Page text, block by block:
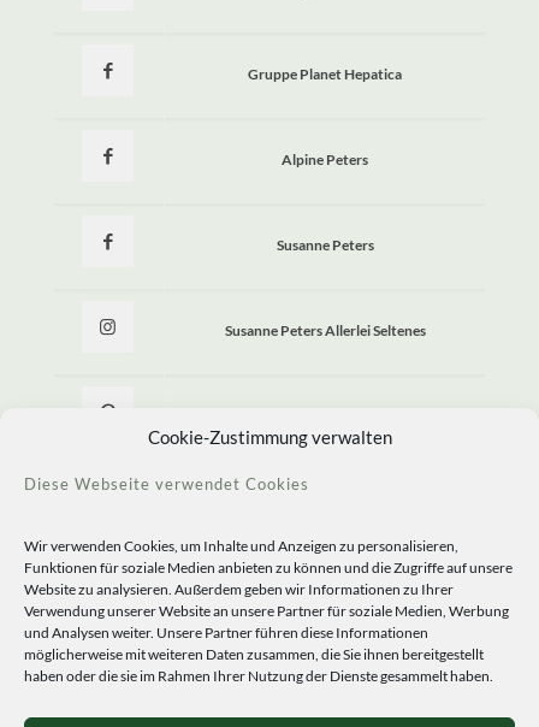
Cookie-Zustimmung verwalten
Diese Webseite verwendet Cookies
Wir verwenden Cookies, um Inhalte und Anzeigen zu personalisieren,
Funktionen für soziale Medien anbieten zu können und die Zugriffe auf unsere
Website zu analysieren. Außerdem geben wir Informationen zu Ihrer
Verwendung unserer Website an unsere Partner für soziale Medien, Werbung
und Analysen weiter. Unsere Partner führen diese Informationen
möglicherweise mit weiteren Daten zusammen, die Sie ihnen bereitgestellt
haben oder die sie im Rahmen Ihrer Nutzung der Dienste gesammelt haben.
Gruppe Planet Hepatica
Alpine Peters
Susanne Peters
Susanne Peters Allerlei Seltenes
© 2020 Staudengärtnerei Peters. All Rights Reserved.